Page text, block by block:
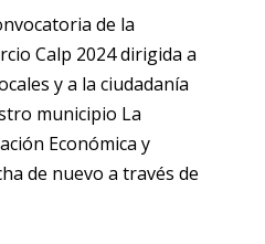
de la
Calp 2024 dirigida a
y a la ciudadanía
municipio La
Económica y
de nuevo a través de